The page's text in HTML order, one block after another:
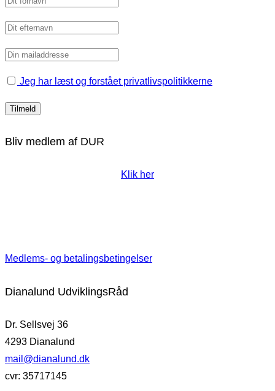
Jeg har læst og forstået privatlivspolitikkerne
Bliv medlem af DUR
Klik her
Medlems- og betalingsbetingelser
Dianalund UdviklingsRåd
Dr. Sellsvej 36
4293 Dianalund
mail@dianalund.dk
cvr: 35717145